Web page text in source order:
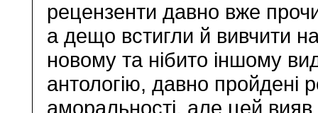
рецензенти давно вже
а дещо встигли й вивчити
новому та нібито іншому
антологію, давно пройдені
аморальності, але цей